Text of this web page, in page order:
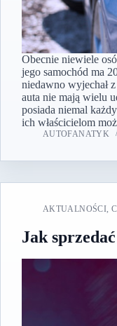
Obecnie niewiele
jego samochód ma
niedawno wyjechał
auta nie mają wielu
posiada niemal
ich właścicielom
AUTOFANATYK
AKTUALNOŚCI,
Jak